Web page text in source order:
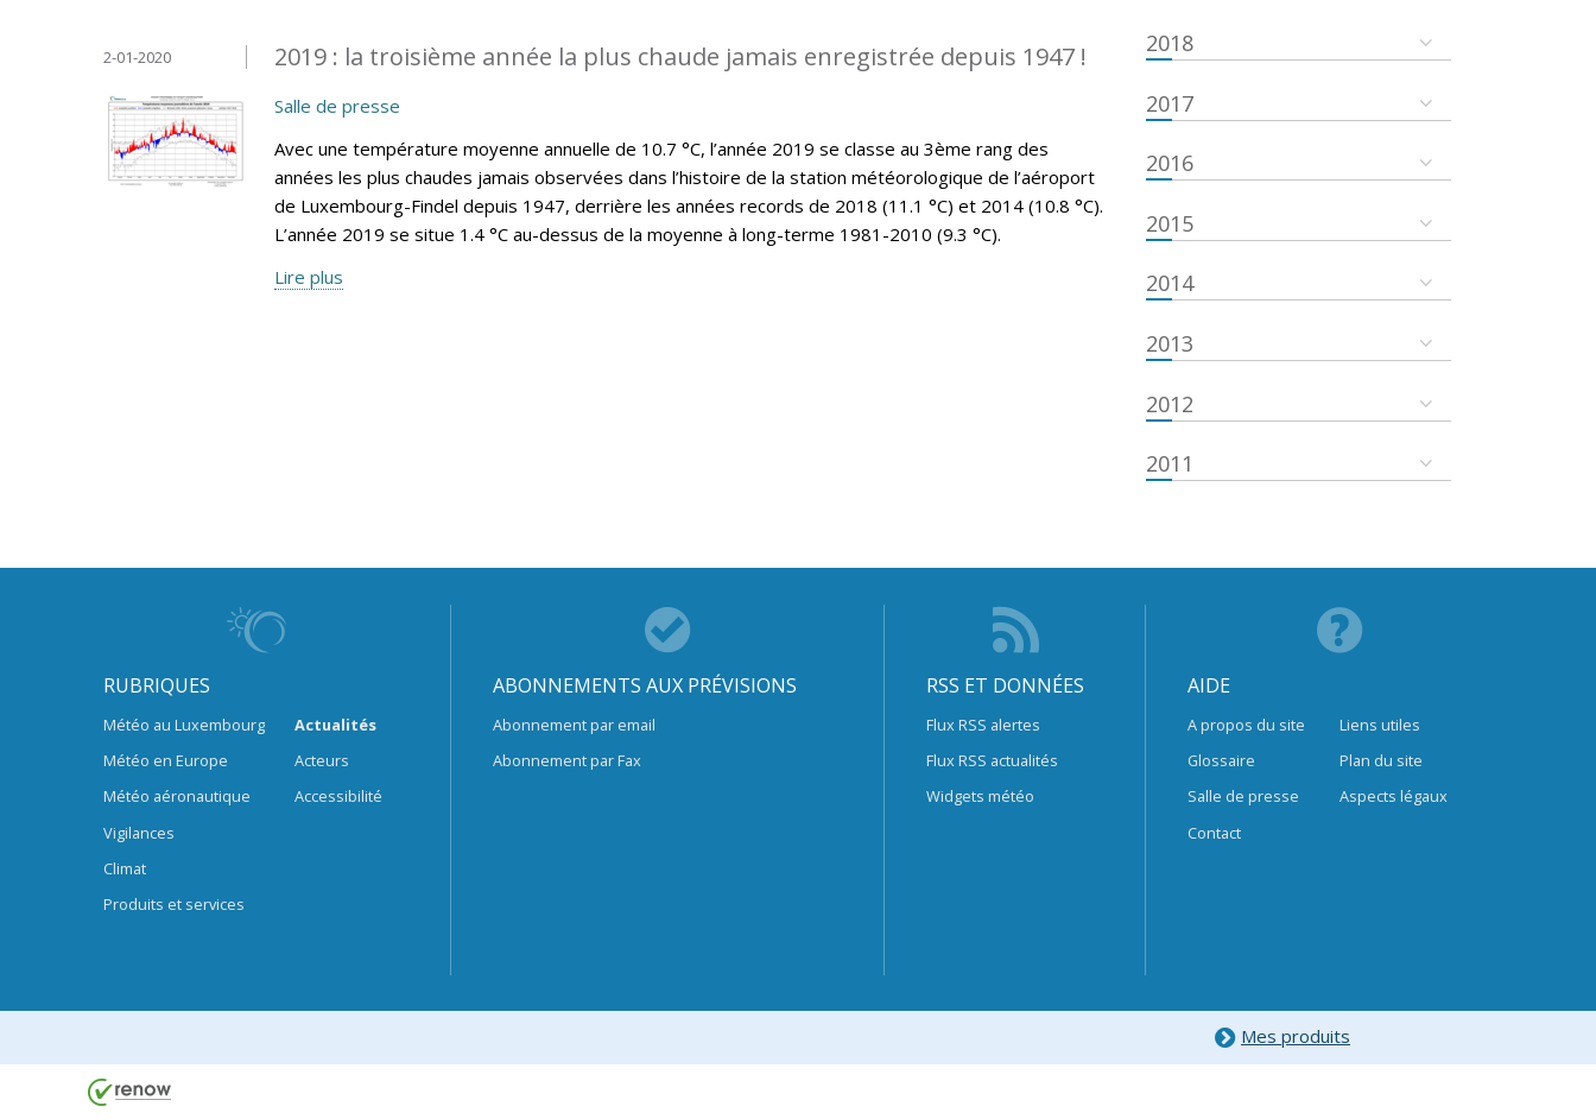
2019 : la troisième année la plus chaude jamais enregistrée depuis 1947 !
2-01-2020
Salle de presse
Avec une température moyenne annuelle de 10.7 °C, l’année 2019 se classe au 3ème rang des
années les plus chaudes jamais observées dans l’histoire de la station météorologique de l’aéroport
de Luxembourg-Findel depuis 1947, derrière les années records de 2018 (11.1 °C) et 2014 (10.8 °C).
L’année 2019 se situe 1.4 °C au-dessus de la moyenne à long-terme 1981-2010 (9.3 °C).
Lire plus
2018
2017
2016
2015
2014
2013
2012
2011
RUBRIQUES
Météo au Luxembourg
Météo en Europe
Météo aéronautique
Vigilances
Climat
Produits et services
Actualités
Acteurs
Accessibilité
ABONNEMENTS AUX PRÉVISIONS
Abonnement par email
Abonnement par Fax
RSS ET DONNÉES
Flux RSS alertes
Flux RSS actualités
Widgets météo
AIDE
A propos du site
Glossaire
Salle de presse
Contact
Liens utiles
Plan du site
Aspects légaux
Mes produits